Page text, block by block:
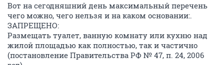
Вот на сегодняшний день максимальный перечень
чего можно, чего нельзя и на каком основании:.
ЗАПРЕЩЕНО:
Размещать туалет, ванную комнату или кухню над
жилой площадью как полностью, так и частично
(постановление Правительства РФ № 47, п. 24, 2006